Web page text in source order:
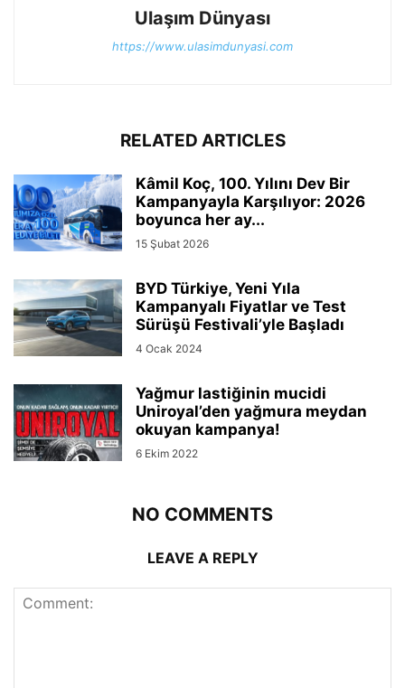
Ulaşım Dünyası
https://www.ulasimdunyasi.com
RELATED ARTICLES
Kâmil Koç, 100. Yılını Dev Bir
Kampanyayla Karşılıyor: 2026
boyunca her ay...
15 Şubat 2026
BYD Türkiye, Yeni Yıla
Kampanyalı Fiyatlar ve Test
Sürüşü Festivali’yle Başladı
4 Ocak 2024
Yağmur lastiğinin mucidi
Uniroyal’den yağmura meydan
okuyan kampanya!
6 Ekim 2022
NO COMMENTS
LEAVE A REPLY